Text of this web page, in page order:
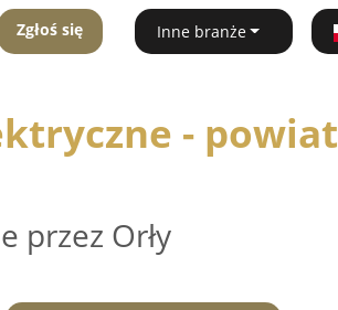
Zgłoś się Inne branże
- powiat
przez Orły